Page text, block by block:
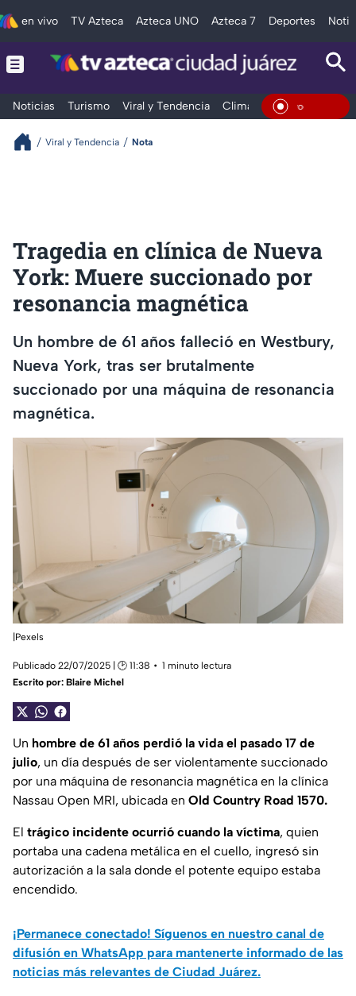
en vivo TV Azteca Azteca UNO Azteca 7 Deportes
Noticias Turismo Viral y Tendencia Clima Deportes En Vivo
Viral y Tendencia Nota
Tragedia en clínica de Nueva
York: Muere succionado por
resonancia magnética
Un hombre de 61 años falleció en Westbury,
Nueva York, tras ser brutalmente
succionado por una máquina de resonancia
magnética.
|Pexels
Publicado 22/07/2025 | 🕑 11:38
1 minuto lectura
Escrito por: Blaire Michel
Un hombre de 61 años perdió la vida el pasado 17 de
julio, un día después de ser violentamente succionado
por una máquina de resonancia magnética en la clínica
Nassau Open MRI, ubicada en Old Country Road 1570.
El trágico incidente ocurrió cuando la víctima, quien
portaba una cadena metálica en el cuello, ingresó sin
autorización a la sala donde el potente equipo estaba
encendido.
¡Permanece conectado! Síguenos en nuestro canal de
difusión en WhatsApp para mantenerte informado de las
noticias más relevantes de Ciudad Juárez.